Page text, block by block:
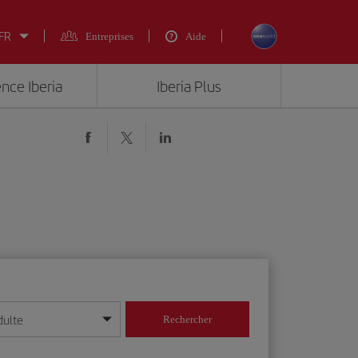
Entreprises Aide
Iberia Iberia Plus
année
Rechercher